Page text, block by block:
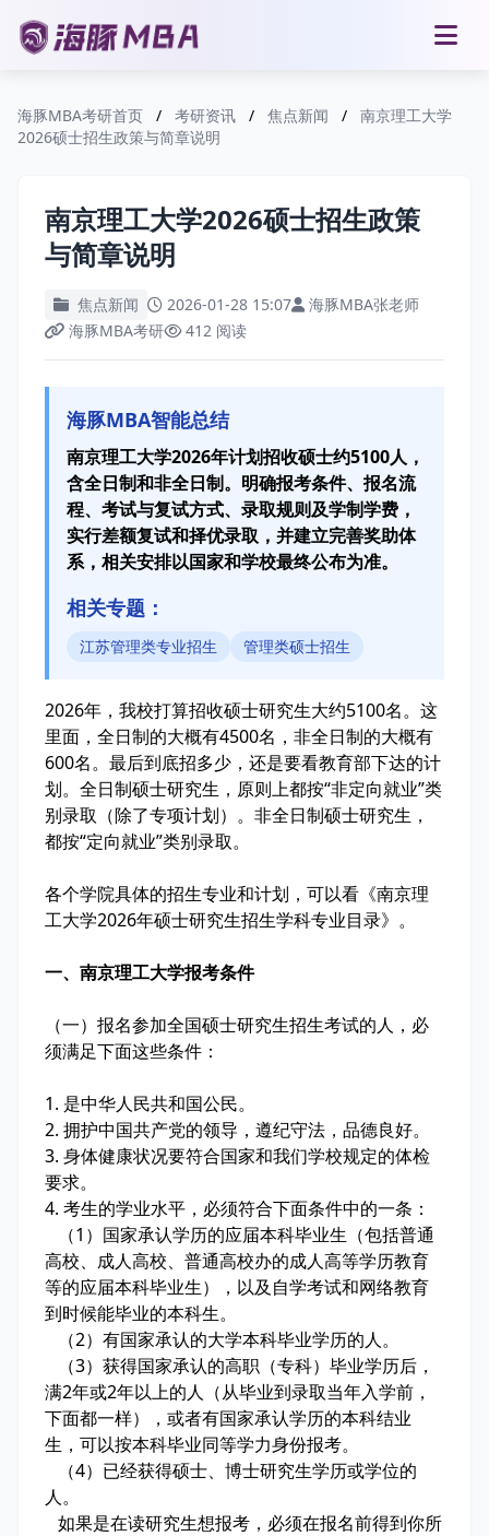
海豚MBA考研首页 / 考研资讯 / 焦点新闻 /
南京理工大学
2026硕士招生政策与简章说明
南京理工大学2026硕士招生政策
与简章说明
焦点新闻 2026-01-28 15:07
海豚MBA张老师
海豚MBA考研
412 阅读
海豚MBA智能总结
南京理工大学2026年计划招收硕士约5100人，
含全日制和非全日制。明确报考条件、报名流
程、考试与复试方式、录取规则及学制学费，
实行差额复试和择优录取，并建立完善奖助体
系，相关安排以国家和学校最终公布为准。
相关专题：
江苏管理类专业招生 管理类硕士招生
2026年，我校打算招收硕士研究生大约5100名。这
里面，全日制的大概有4500名，非全日制的大概有
600名。最后到底招多少，还是要看教育部下达的计
划。全日制硕士研究生，原则上都按“非定向就业”类
别录取（除了专项计划）。非全日制硕士研究生，
都按“定向就业”类别录取。
各个学院具体的招生专业和计划，可以看《南京理
工大学2026年硕士研究生招生学科专业目录》。
一、南京理工大学报考条件
（一）报名参加全国硕士研究生招生考试的人，必
须满足下面这些条件：
1. 是中华人民共和国公民。
2. 拥护中国共产党的领导，遵纪守法，品德良好。
3. 身体健康状况要符合国家和我们学校规定的体检
要求。
4. 考生的学业水平，必须符合下面条件中的一条：
（1）国家承认学历的应届本科毕业生（包括普通
高校、成人高校、普通高校办的成人高等学历教育
等的应届本科毕业生），以及自学考试和网络教育
到时候能毕业的本科生。
（2）有国家承认的大学本科毕业学历的人。
（3）获得国家承认的高职（专科）毕业学历后，
满2年或2年以上的人（从毕业到录取当年入学前，
下面都一样），或者有国家承认学历的本科结业
生，可以按本科毕业同等学力身份报考。
（4）已经获得硕士、博士研究生学历或学位的
人。
如果是在读研究生想报考，必须在报名前得到你所